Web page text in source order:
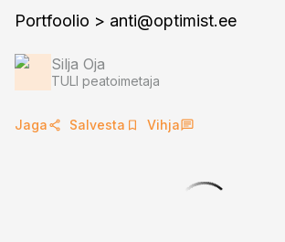
Portfoolio > anti@optimist.ee
Silja Oja
TULI peatoimetaja
Jaga Salvesta Vihja